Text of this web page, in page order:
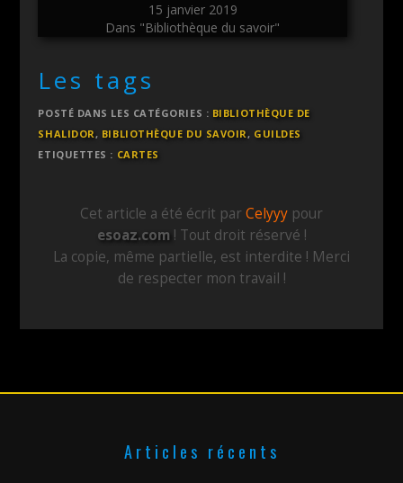
15 janvier 2019
Dans "Bibliothèque du savoir"
Les tags
POSTÉ DANS LES CATÉGORIES : BIBLIOTHÈQUE DE
SHALIDOR , BIBLIOTHÈQUE DU SAVOIR , GUILDES
ETIQUETTES : CARTES
Cet article a été écrit par Celyyy pour
esoaz.com ! Tout droit réservé !
La copie, même partielle, est interdite ! Merci
de respecter mon travail !
Articles récents